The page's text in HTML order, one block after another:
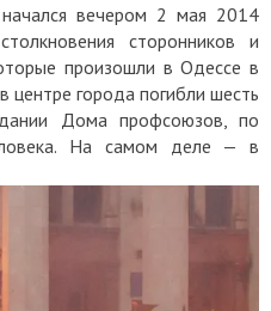
вечером 2 мая 2014
сторонников и
произошли в Одессе в
центре города погибли шесть
Дома профсоюзов, по
На самом деле — в